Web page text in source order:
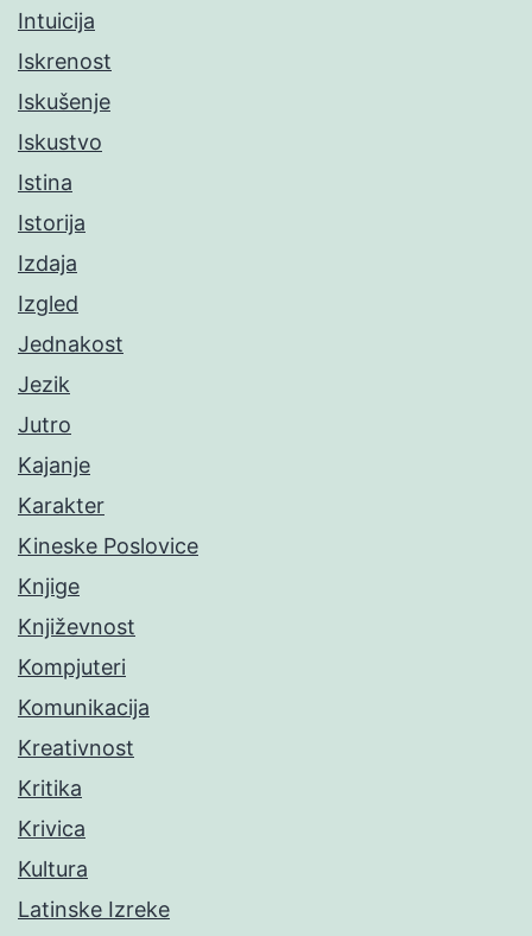
Intuicija
Iskrenost
Iskušenje
Iskustvo
Istina
Istorija
Izdaja
Izgled
Jednakost
Jezik
Jutro
Kajanje
Karakter
Kineske Poslovice
Knjige
Književnost
Kompjuteri
Komunikacija
Kreativnost
Kritika
Krivica
Kultura
Latinske Izreke